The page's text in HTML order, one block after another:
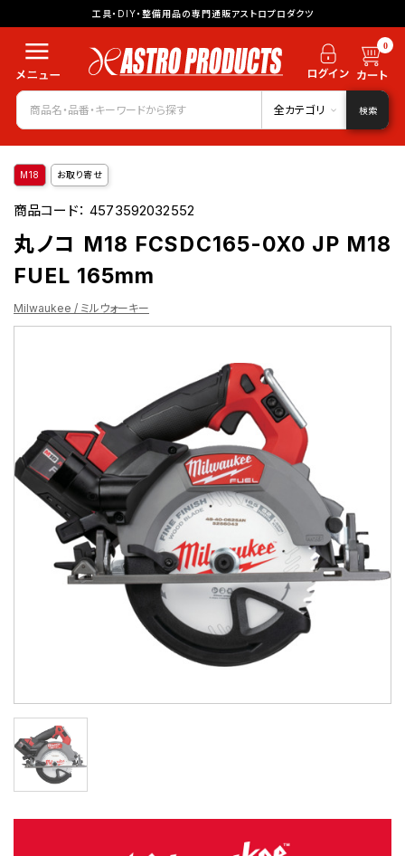
工具・DIY・整備用品の専門通販アストロプロダクツ
0
全カテゴリ 検索
M18 お取り寄せ
商品コード：4573592032552
丸ノコ M18 FCSDC165-0X0 JP M18
FUEL 165mm
Milwaukee / ミルウォーキー